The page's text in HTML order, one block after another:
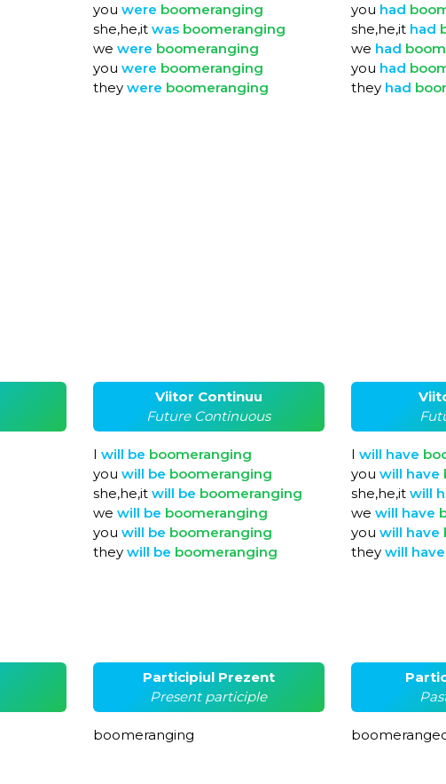
you were boomeranging
she,he,it was boomeranging
we were boomeranging
you were boomeranging
they were boomeranging
you had
she,he,it had
we had
you had
they had
Viitor Continuu
Future Continuous
I will be boomeranging
you will be boomeranging
she,he,it will be boomeranging
we will be boomeranging
you will be boomeranging
they will be boomeranging
I will have
you will have
she,he,it will
we will have
you will have
they will have
Participiul Prezent
Present participle
boomeranging